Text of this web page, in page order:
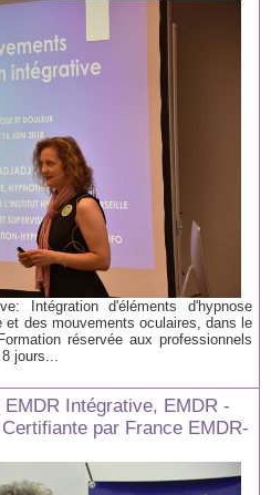
Intégration d'éléments d'hypnose
et des mouvements oculaires, dans le
réservée aux professionnels
jours...
EMDR Intégrative, EMDR -
par France EMDR-